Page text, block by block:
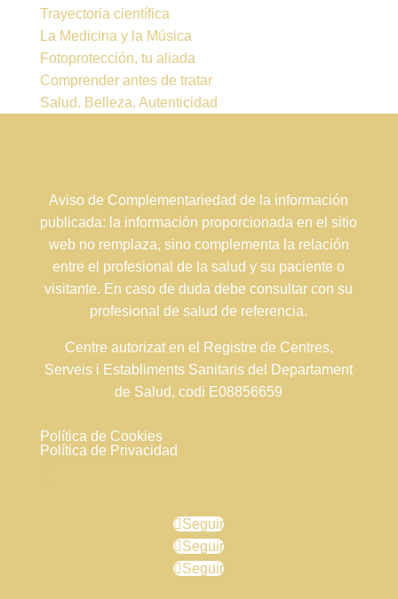
Trayectoria científica
La Medicina y la Música
Fotoprotección, tu aliada
Comprender antes de tratar
Salud. Belleza. Autenticidad
Aviso de Complementariedad de la información
publicada: la información proporcionada en el sitio
web no remplaza, sino complementa la relación
entre el profesional de la salud y su paciente o
visitante. En caso de duda debe consultar con su
profesional de salud de referencia.
Centre autorizat en el Registre de Centres,
Serveis i Establiments Sanitaris del Departament
de Salud, codi E08856659
Política de Cookies
Política de Privacidad
Seguir
Seguir
Seguir